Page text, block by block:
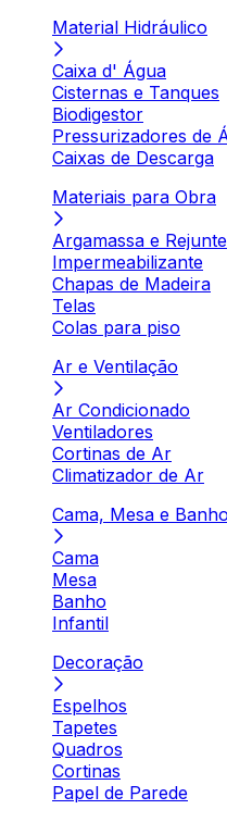
Material Hidráulico
Caixa d' Água
Cisternas e Tanques
Biodigestor
Pressurizadores de
Caixas de Descarga
Materiais para Obra
Argamassa e Rejunte
Impermeabilizante
Chapas de Madeira
Telas
Colas para piso
Ar e Ventilação
Ar Condicionado
Ventiladores
Cortinas de Ar
Climatizador de Ar
Cama, Mesa e Banho
Cama
Mesa
Banho
Infantil
Decoração
Espelhos
Tapetes
Quadros
Cortinas
Papel de Parede